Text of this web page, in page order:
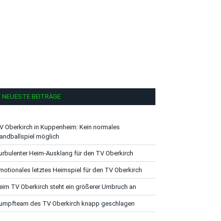
NEUESTE BEITRÄGE
Oberkirch in Kuppenheim: Kein normales
möglich
Heim-Ausklang für den TV Oberkirch
letztes Heimspiel für den TV Oberkirch
TV Oberkirch steht ein größerer Umbruch an
des TV Oberkirch knapp geschlagen